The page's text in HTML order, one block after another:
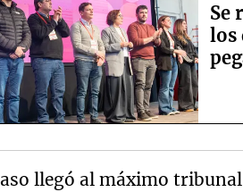
Se
los
llegó al máximo